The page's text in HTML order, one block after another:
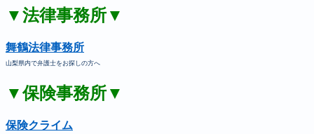
▼法律事務所▼
舞鶴法律事務所
山梨県内で弁護士をお探しの方へ
▼保険事務所▼
保険クライム